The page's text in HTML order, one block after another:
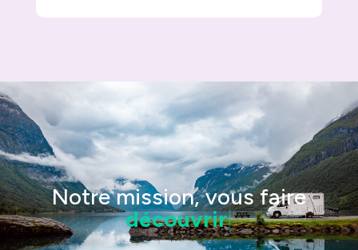
Notre mission, vous faire
découvr|